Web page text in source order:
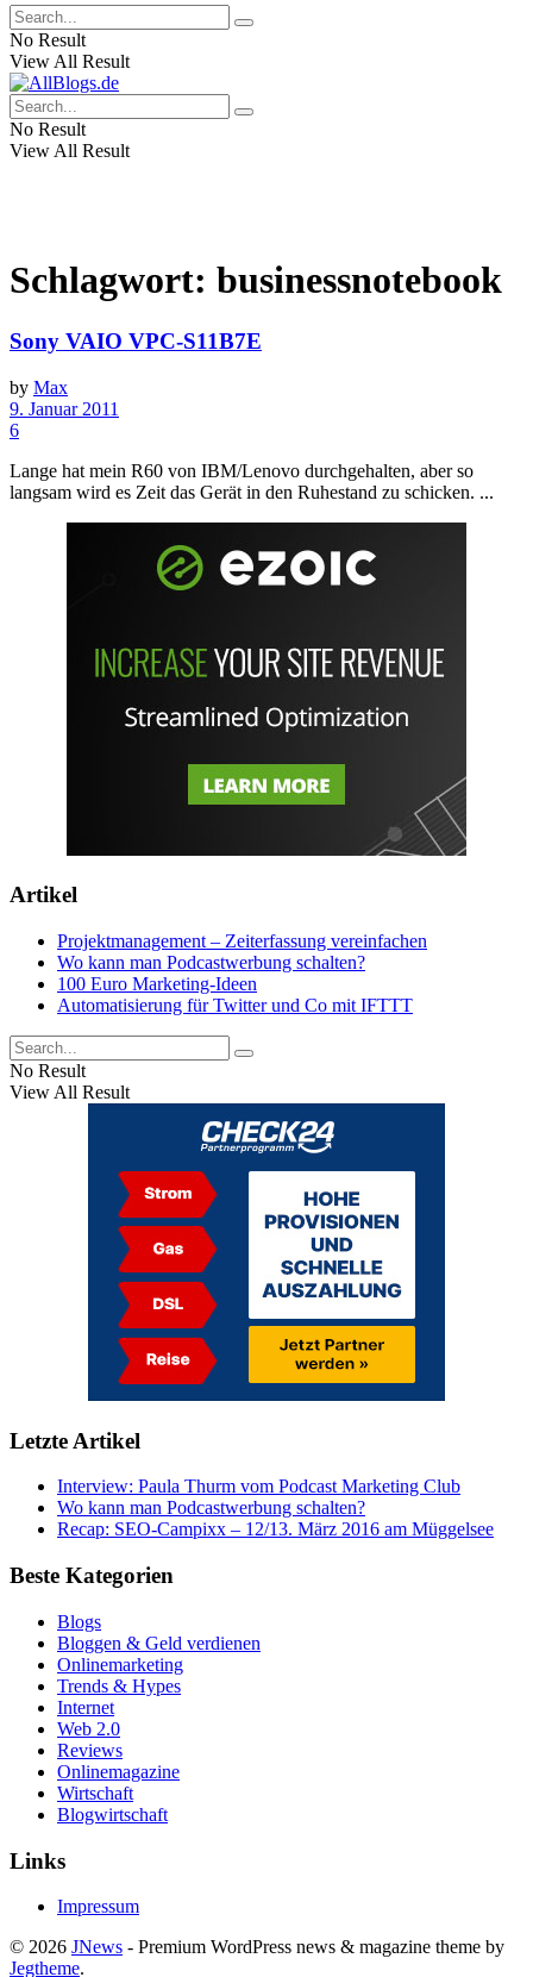
No Result
View All Result
No Result
View All Result
Schlagwort: businessnotebook
Sony VAIO VPC-S11B7E
by Max
9. Januar 2011
6
Lange hat mein R60 von IBM/Lenovo durchgehalten, aber so
langsam wird es Zeit das Gerät in den Ruhestand zu schicken. ...
Artikel
Projektmanagement – Zeiterfassung vereinfachen
Wo kann man Podcastwerbung schalten?
100 Euro Marketing-Ideen
Automatisierung für Twitter und Co mit IFTTT
No Result
View All Result
Letzte Artikel
Interview: Paula Thurm vom Podcast Marketing Club
Wo kann man Podcastwerbung schalten?
Recap: SEO-Campixx – 12/13. März 2016 am Müggelsee
Beste Kategorien
Blogs
Bloggen & Geld verdienen
Onlinemarketing
Trends & Hypes
Internet
Web 2.0
Reviews
Onlinemagazine
Wirtschaft
Blogwirtschaft
Links
Impressum
© 2026 JNews - Premium WordPress news & magazine theme by
Jegtheme.